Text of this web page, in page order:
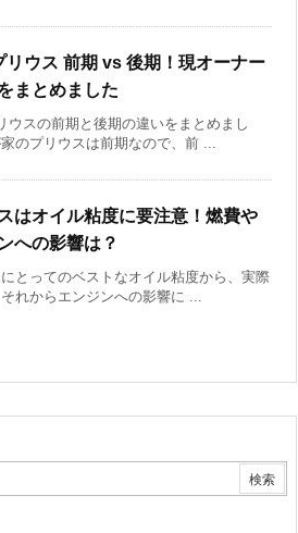
リウス 前期 vs 後期！現オーナー
まとめました
ウスの前期と後期の違いをまとめまし
のプリウスは前期なので、前 ...
はオイル粘度に要注意！燃費や
への影響は？
とってのベストなオイル粘度から、実際
れからエンジンへの影響に ...